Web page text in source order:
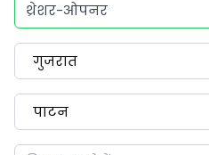
थ्रेशर-ओपनर
गुजरात
पाटन